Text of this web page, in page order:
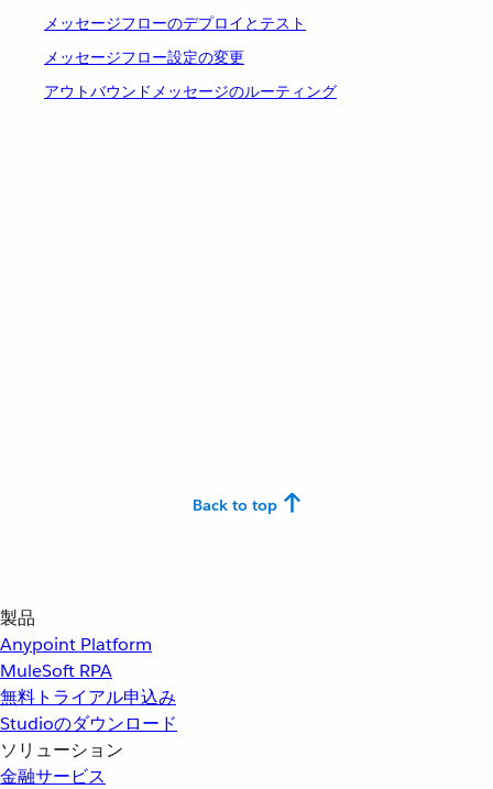
メッセージフローのデプロイとテスト
メッセージフロー設定の変更
アウトバウンドメッセージのルーティング
Back to top
製品
Anypoint Platform
MuleSoft RPA
無料トライアル申込み
Studioのダウンロード
ソリューション
金融サービス